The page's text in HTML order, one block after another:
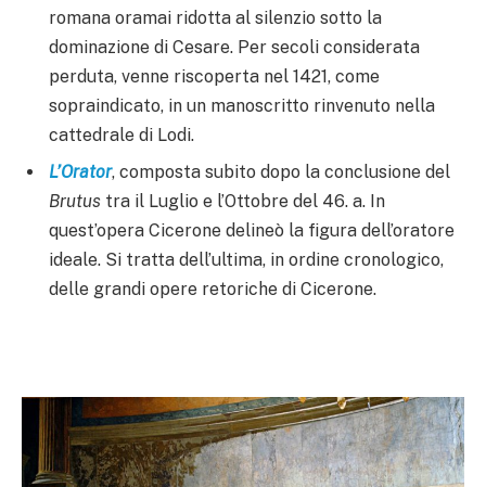
romana oramai ridotta al silenzio sotto la
dominazione di Cesare. Per secoli considerata
perduta, venne riscoperta nel 1421, come
sopraindicato, in un manoscritto rinvenuto nella
cattedrale di Lodi.
L’Orator, composta subito dopo la conclusione del
Brutus tra il Luglio e l’Ottobre del 46. a. In
quest’opera Cicerone delineò la figura dell’oratore
ideale. Si tratta dell’ultima, in ordine cronologico,
delle grandi opere retoriche di Cicerone.